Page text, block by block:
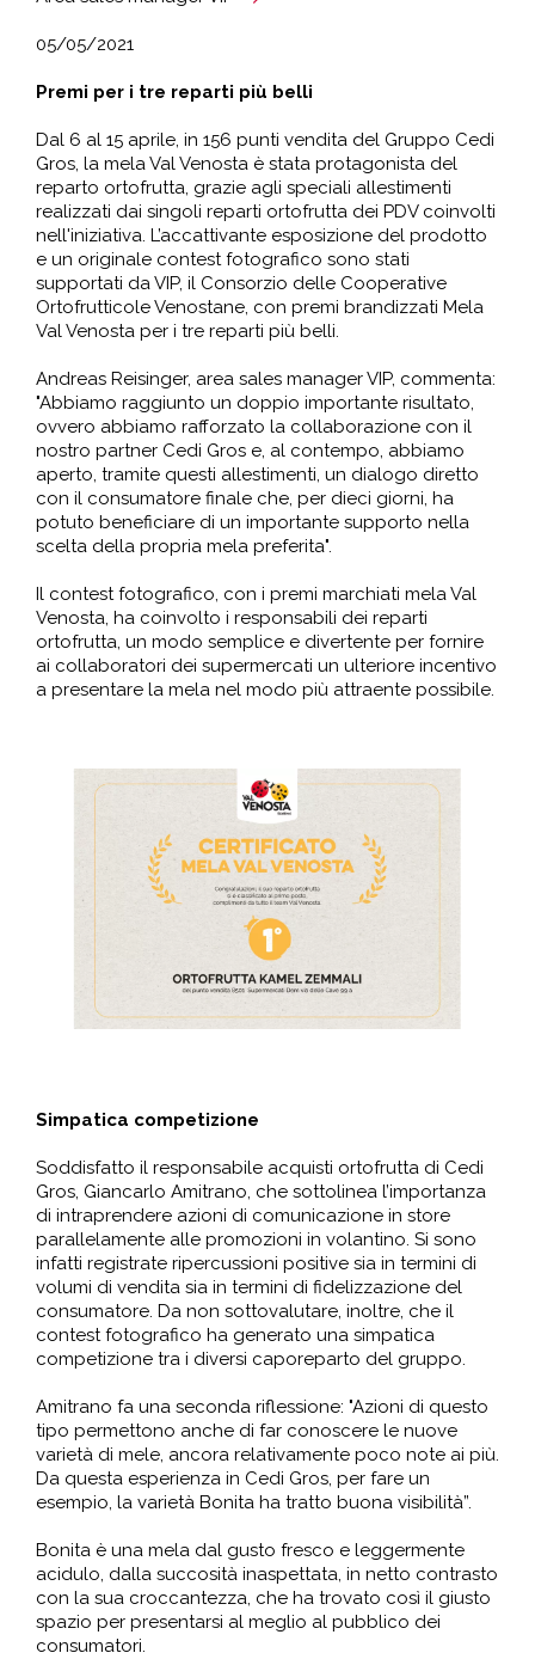
05/05/2021
Premi per i tre reparti più belli
Dal 6 al 15 aprile, in 156 punti vendita del Gruppo Cedi
Gros, la mela Val Venosta è stata protagonista del
reparto ortofrutta, grazie agli speciali allestimenti
realizzati dai singoli reparti ortofrutta dei PDV coinvolti
nell'iniziativa. L’accattivante esposizione del prodotto
e un originale contest fotografico sono stati
supportati da VIP, il Consorzio delle Cooperative
Ortofrutticole Venostane, con premi brandizzati Mela
Val Venosta per i tre reparti più belli.
Andreas Reisinger, area sales manager VIP, commenta:
"Abbiamo raggiunto un doppio importante risultato,
ovvero abbiamo rafforzato la collaborazione con il
nostro partner Cedi Gros e, al contempo, abbiamo
aperto, tramite questi allestimenti, un dialogo diretto
con il consumatore finale che, per dieci giorni, ha
potuto beneficiare di un importante supporto nella
scelta della propria mela preferita".
Il contest fotografico, con i premi marchiati mela Val
Venosta, ha coinvolto i responsabili dei reparti
ortofrutta, un modo semplice e divertente per fornire
ai collaboratori dei supermercati un ulteriore incentivo
a presentare la mela nel modo più attraente possibile.
Simpatica competizione
Soddisfatto il responsabile acquisti ortofrutta di Cedi
Gros, Giancarlo Amitrano, che sottolinea l’importanza
di intraprendere azioni di comunicazione in store
parallelamente alle promozioni in volantino. Si sono
infatti registrate ripercussioni positive sia in termini di
volumi di vendita sia in termini di fidelizzazione del
consumatore. Da non sottovalutare, inoltre, che il
contest fotografico ha generato una simpatica
competizione tra i diversi caporeparto del gruppo.
Amitrano fa una seconda riflessione: "Azioni di questo
tipo permettono anche di far conoscere le nuove
varietà di mele, ancora relativamente poco note ai più.
Da questa esperienza in Cedi Gros, per fare un
esempio, la varietà Bonita ha tratto buona visibilità”.
Bonita è una mela dal gusto fresco e leggermente
acidulo, dalla succosità inaspettata, in netto contrasto
con la sua croccantezza, che ha trovato così il giusto
spazio per presentarsi al meglio al pubblico dei
consumatori.